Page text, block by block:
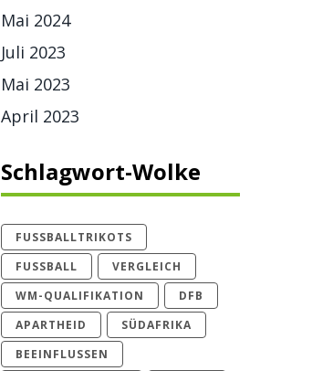
Mai 2024
Juli 2023
Mai 2023
April 2023
Schlagwort-Wolke
FUSSBALLTRIKOTS
FUSSBALL
VERGLEICH
WM-QUALIFIKATION
DFB
APARTHEID
SÜDAFRIKA
BEEINFLUSSEN